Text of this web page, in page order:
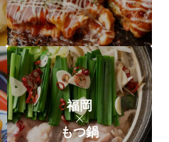
福岡
もつ鍋